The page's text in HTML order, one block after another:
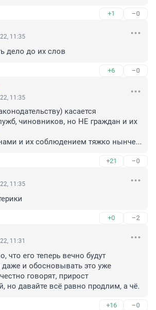
+1 –0
11:35
дело до их слов
+6 –0
11:35
касается
чиновников, но НЕ граждан и их
и их соблюдением тяжко нынче...
+21 –0
11:35
+0 –2
11:31
что его теперь вечно будут
и обосновывать это уже
говорят, прирост
но давайте всё равно продлим, а чё.
+16 –0